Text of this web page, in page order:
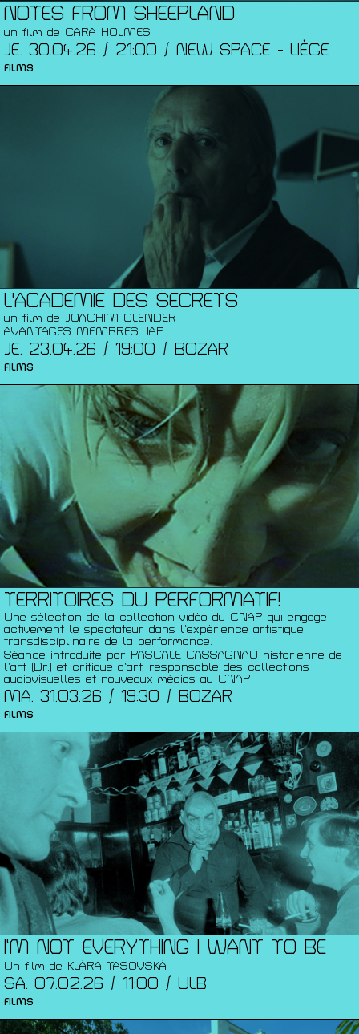
NOTES FROM SHEEPLAND
un film de CARA HOLMES
JE. 30.04.26 / 21:00 / NEW SPACE - LIÈGE
FILMS
L'ACADEMIE DES SECRETS
un film de JOACHIM OLENDER
AVANTAGES MEMBRES JAP
JE. 23.04.26 / 19:00 / BOZAR
FILMS
TERRITOIRES DU PERFORMATIF!
Une sélection de la collection vidéo du CNAP qui engage
activement le spectateur dans l’expérience artistique
transdisciplinaire de la performance.
Séance introduite par PASCALE CASSAGNAU historienne de
l’art (Dr.) et critique d’art, responsable des collections
audiovisuelles et nouveaux médias au CNAP.
MA. 31.03.26 / 19:30 / BOZAR
FILMS
I’M NOT EVERYTHING I WANT TO BE
Un film de KLÁRA TASOVSKÁ
SA. 07.02.26 / 11:00 / ULB
FILMS